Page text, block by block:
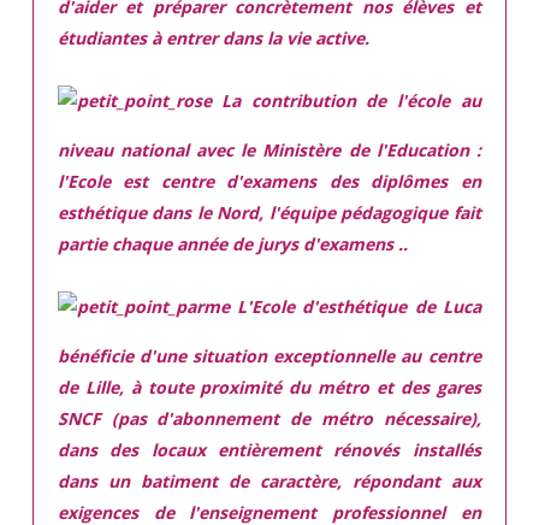
d'aider et préparer concrètement nos élèves et
étudiantes à entrer dans la vie active.
La contribution de l'école au
niveau national avec le Ministère de l'Education :
l'Ecole est centre d'examens des diplômes en
esthétique dans le Nord, l'équipe pédagogique fait
partie chaque année de jurys d'examens ..
L'Ecole d'esthétique de Luca
bénéficie d'une situation exceptionnelleau centre
de Lille, à toute proximité du métro et des gares
SNCF (pas d'abonnement de métro nécessaire),
dans des locaux entièrement rénovés installés
dans un batiment de caractère, répondant aux
exigencesde l'enseignement professionnel en